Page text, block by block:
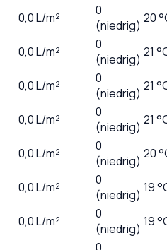
0,0L/m²
0
(niedrig) 20
0,0L/m²
0
(niedrig) 21
0,0L/m²
0
(niedrig) 21
0,0L/m²
0
(niedrig) 21
0,0L/m²
0
(niedrig) 20
0,0L/m²
0
(niedrig) 19
0,0L/m²
0
(niedrig) 19